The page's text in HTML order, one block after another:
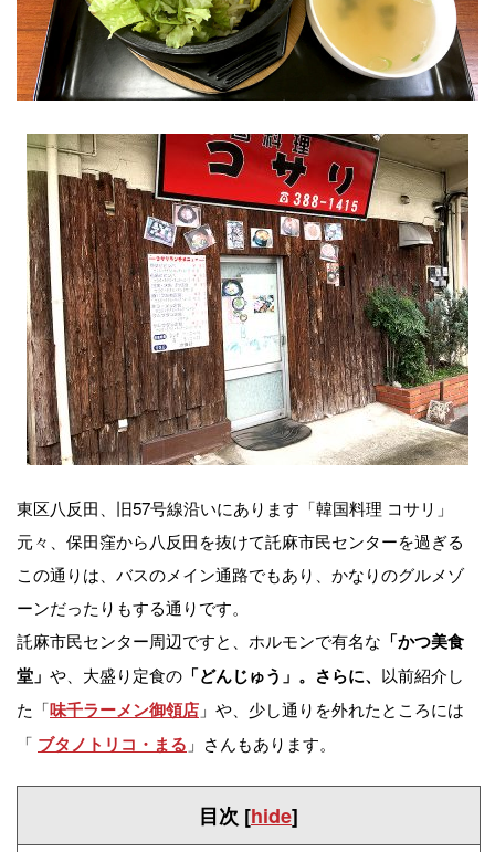
東区八反田、旧57号線沿いにあります「韓国料理 コサリ」
元々、保田窪から八反田を抜けて託麻市民センターを過ぎる
この通りは、バスのメイン通路でもあり、かなりのグルメゾ
ーンだったりもする通りです。
託麻市民センター周辺ですと、ホルモンで有名な 「かつ美食
堂」 や、大盛り定食の 「どんじゅう」。さらに、 以前紹介し
た「味千ラーメン御領店 」や、少し通りを外れたところには
「 ブタノトリコ・まる 」さんもあります。
目次 [hide]